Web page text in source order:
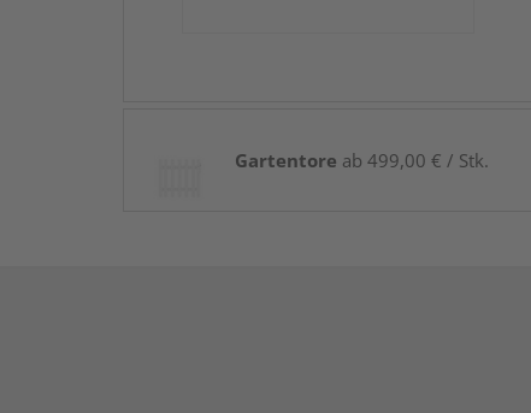
Gartentore ab 499,00 € / Stk.